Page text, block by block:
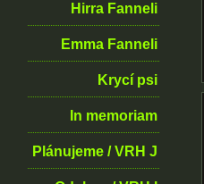
Hirra Fanneli
Emma Fanneli
Krycí psi
In memoriam
Plánujeme / VRH J